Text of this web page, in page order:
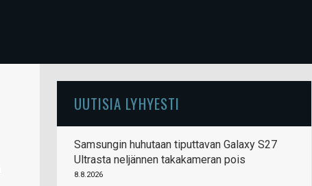
UUTISIA LYHYESTI
Samsungin huhutaan tiputtavan Galaxy S27
Ultrasta neljännen takakameran pois
8.8.2026